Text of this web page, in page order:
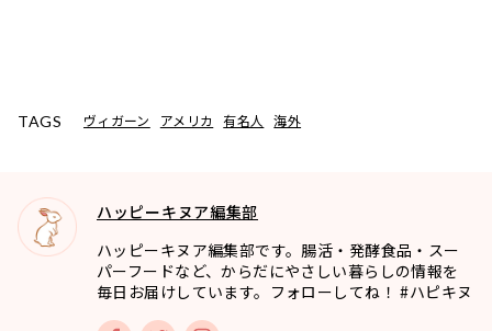
TAGS ヴィガーン アメリカ 有名人 海外
ハッピーキヌア編集部
ハッピーキヌア編集部です。腸活・発酵食品・スー
パーフードなど、からだにやさしい暮らしの情報を
毎日お届けしています。フォローしてね！ #ハピキヌ